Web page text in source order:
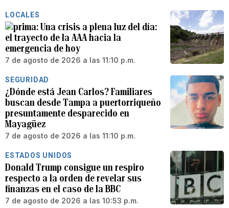
LOCALES
Una crisis a plena luz del día:
el trayecto de la AAA hacia la
emergencia de hoy
7 de agosto de 2026 a las 11:10 p.m.
SEGURIDAD
¿Dónde está Jean Carlos? Familiares
buscan desde Tampa a puertorriqueño
presuntamente desparecido en
Mayagüez
7 de agosto de 2026 a las 11:10 p.m.
ESTADOS UNIDOS
Donald Trump consigue un respiro
respecto a la orden de revelar sus
finanzas en el caso de la BBC
7 de agosto de 2026 a las 10:53 p.m.